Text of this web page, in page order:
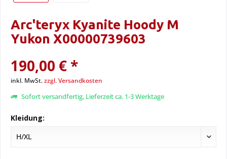
Arc'teryx Kyanite Hoody M
Yukon X00000739603
190,00 € *
inkl. MwSt.zzgl. Versandkosten
Sofort versandfertig, Lieferzeit ca. 1-3 Werktage
Kleidung: